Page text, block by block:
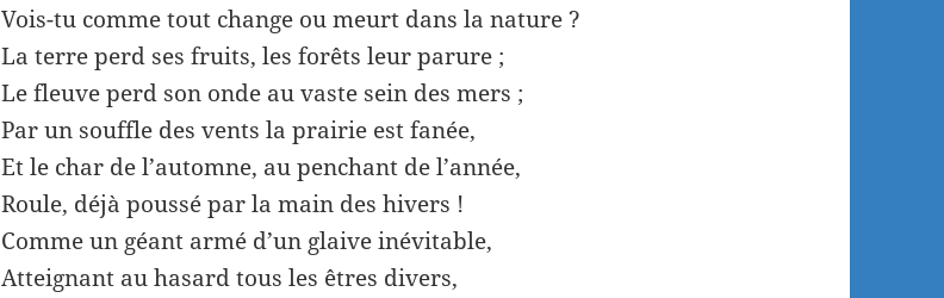
Vois-tu comme tout change ou meurt dans la nature ?
La terre perd ses fruits, les forêts leur parure ;
Le fleuve perd son onde au vaste sein des mers ;
Par un souffle des vents la prairie est fanée,
Et le char de l’automne, au penchant de l’année,
Roule, déjà poussé par la main des hivers !
Comme un géant armé d’un glaive inévitable,
Atteignant au hasard tous les êtres divers,